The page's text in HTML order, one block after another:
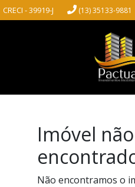
CRECI - 39919-J (13) 35133-9881
Imóvel não
Não encontramos o